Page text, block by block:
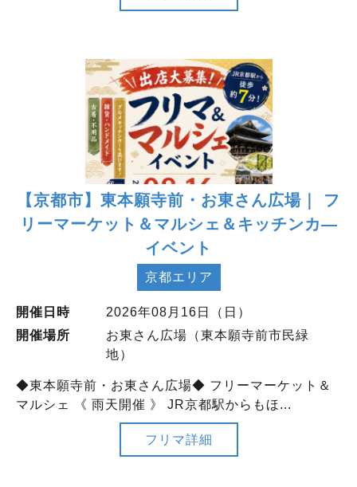
【京都市】東本願寺前・お東さん広場｜ フ
リーマーケット＆マルシェ＆キッチンカ―
イベント
京都エリア
開催日時
2026年08月16日（日）
開催場所
お東さん広場（東本願寺前市民緑
地）
◆東本願寺前・お東さん広場◆ フリーマーケット＆
マルシェ 《 雨天開催 》 JR京都駅からもほ...
フリマ詳細